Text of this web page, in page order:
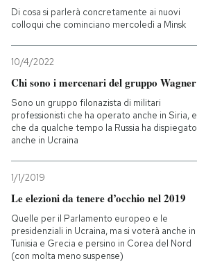
Di cosa si parlerà concretamente ai nuovi
colloqui che cominciano mercoledì a Minsk
10/4/2022
Chi sono i mercenari del gruppo Wagner
Sono un gruppo filonazista di militari
professionisti che ha operato anche in Siria, e
che da qualche tempo la Russia ha dispiegato
anche in Ucraina
1/1/2019
Le elezioni da tenere d’occhio nel 2019
Quelle per il Parlamento europeo e le
presidenziali in Ucraina, ma si voterà anche in
Tunisia e Grecia e persino in Corea del Nord
(con molta meno suspense)